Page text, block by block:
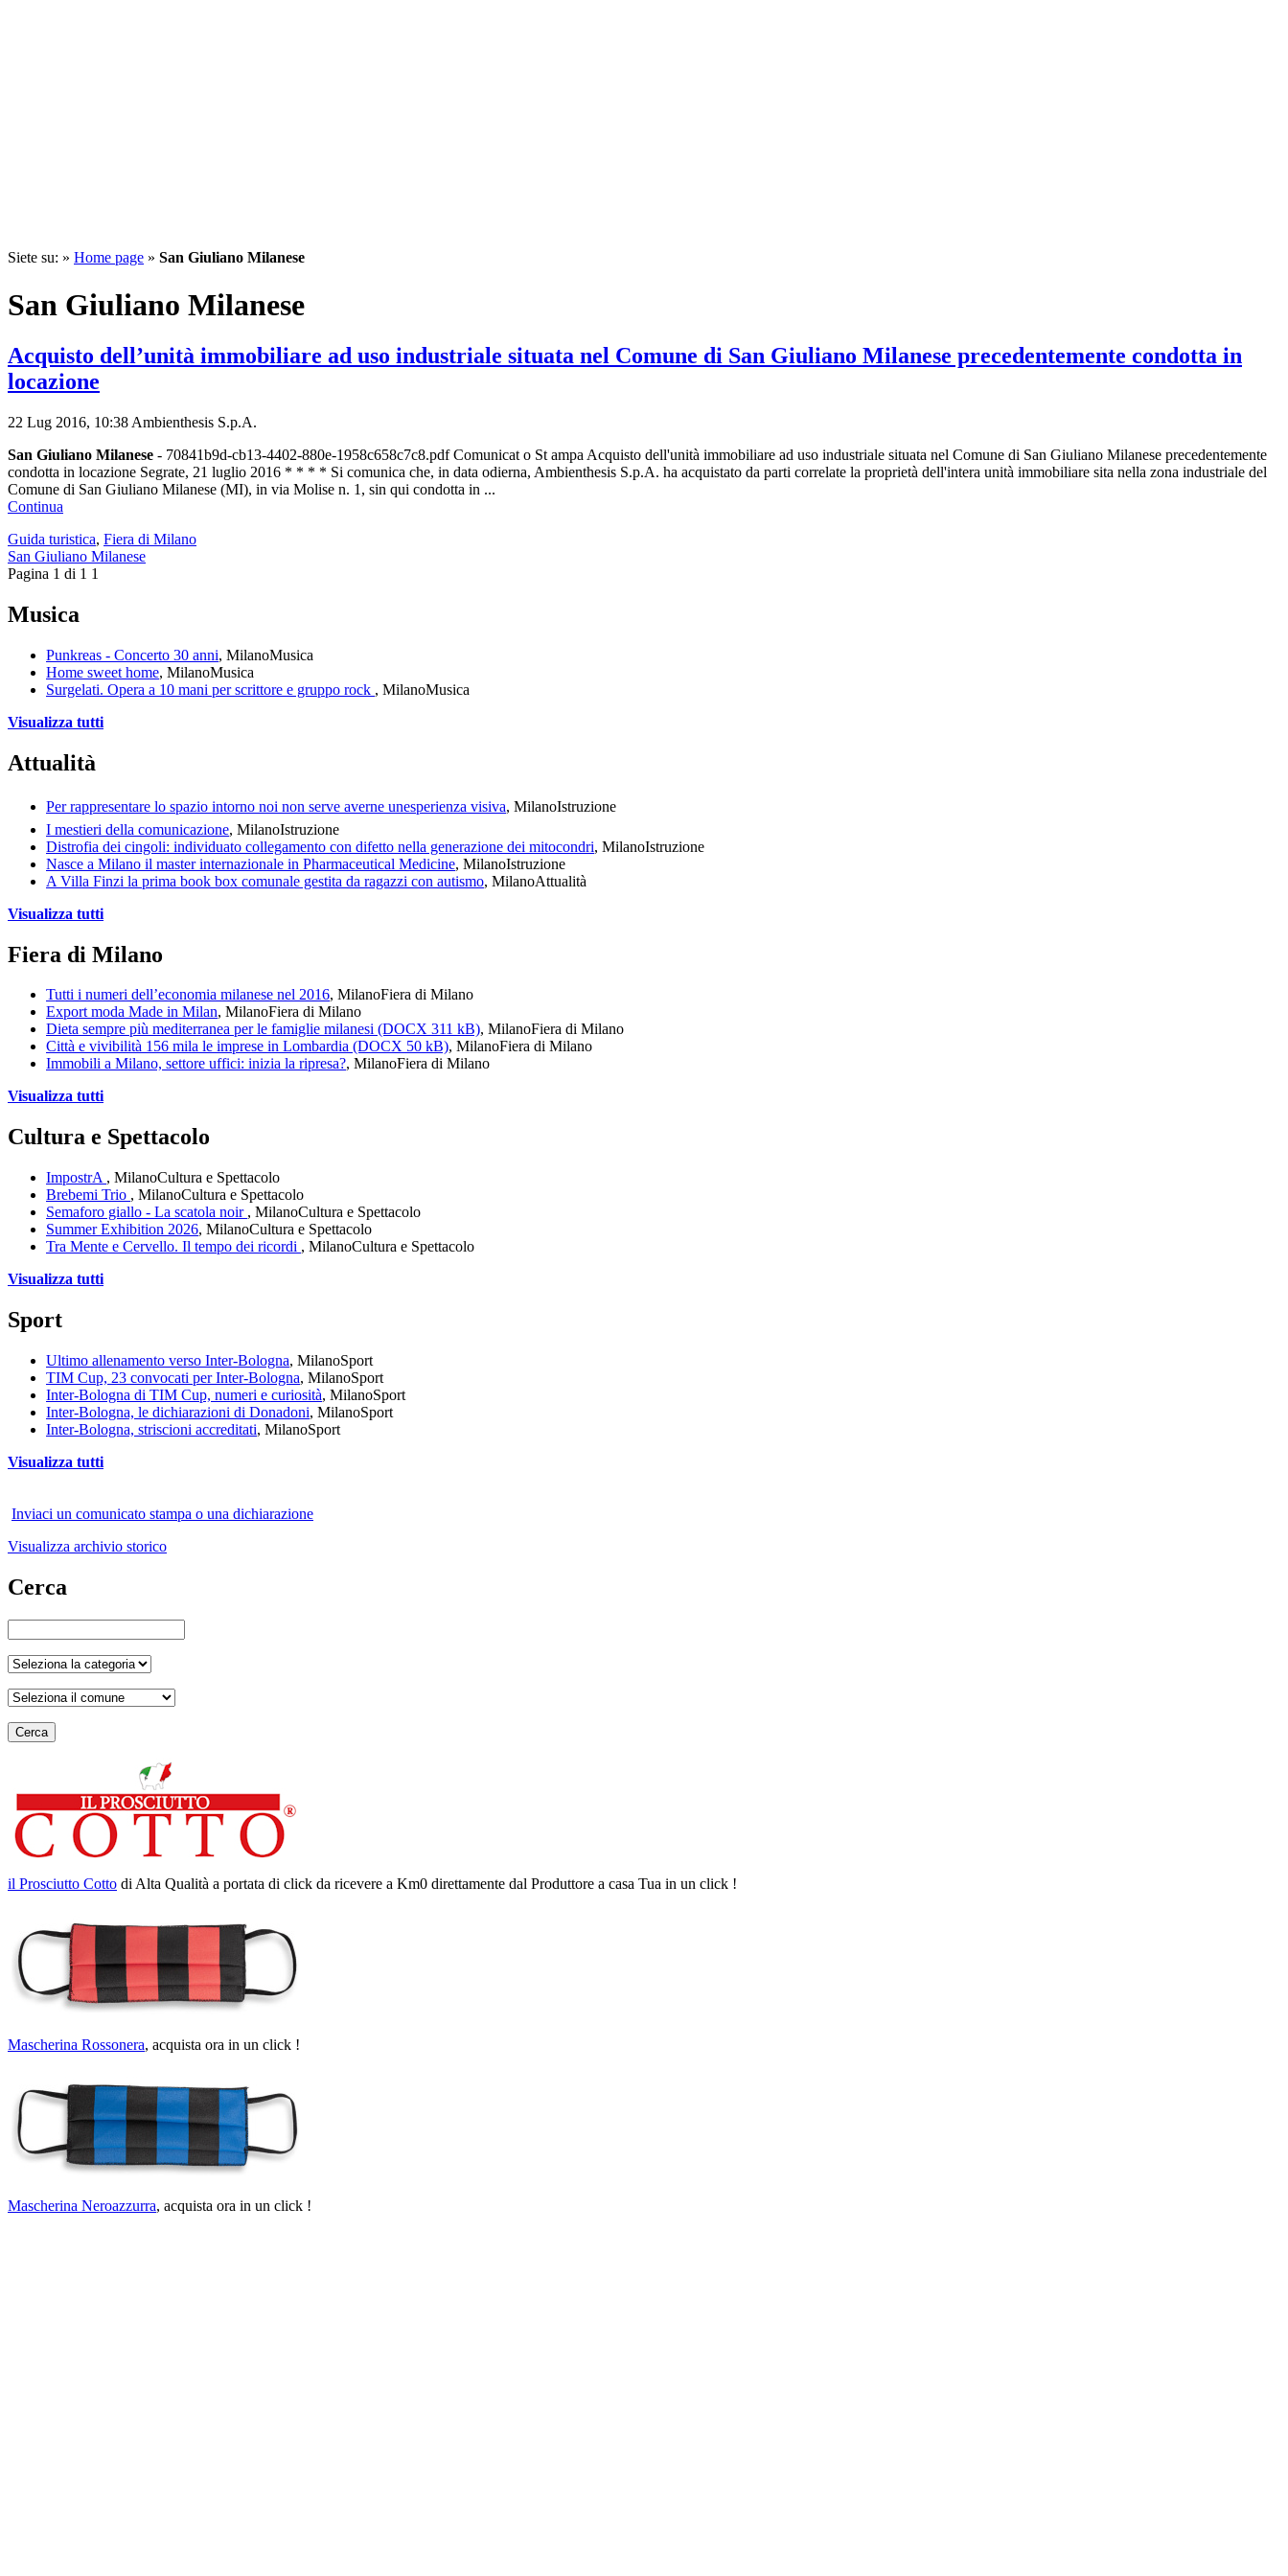
Siete su: » Home page » San Giuliano Milanese
San Giuliano Milanese
Acquisto dell’unità immobiliare ad uso industriale situata nel Comune di San Giuliano Milanese precedentemente condotta in
locazione
22 Lug 2016, 10:38 Ambienthesis S.p.A.
San Giuliano Milanese - 70841b9d-cb13-4402-880e-1958c658c7c8.pdf Comunicat o St ampa Acquisto dell'unità immobiliare ad uso industriale situata nel Comune di San Giuliano Milanese precedentemente
condotta in locazione Segrate, 21 luglio 2016 * * * * Si comunica che, in data odierna, Ambienthesis S.p.A. ha acquistato da parti correlate la proprietà dell'intera unità immobiliare sita nella zona industriale del
Comune di San Giuliano Milanese (MI), in via Molise n. 1, sin qui condotta in ...
Continua
Guida turistica, Fiera di Milano
San Giuliano Milanese
Pagina 1 di 1 1
Musica
Punkreas - Concerto 30 anni, MilanoMusica
Home sweet home, MilanoMusica
Surgelati. Opera a 10 mani per scrittore e gruppo rock , MilanoMusica
Visualizza tutti
Attualità
Per rappresentare lo spazio intorno noi non serve averne unesperienza visiva, MilanoIstruzione
I mestieri della comunicazione, MilanoIstruzione
Distrofia dei cingoli: individuato collegamento con difetto nella generazione dei mitocondri, MilanoIstruzione
Nasce a Milano il master internazionale in Pharmaceutical Medicine, MilanoIstruzione
A Villa Finzi la prima book box comunale gestita da ragazzi con autismo, MilanoAttualità
Visualizza tutti
Fiera di Milano
Tutti i numeri dell’economia milanese nel 2016, MilanoFiera di Milano
Export moda Made in Milan, MilanoFiera di Milano
Dieta sempre più mediterranea per le famiglie milanesi (DOCX 311 kB), MilanoFiera di Milano
Città e vivibilità 156 mila le imprese in Lombardia (DOCX 50 kB), MilanoFiera di Milano
Immobili a Milano, settore uffici: inizia la ripresa?, MilanoFiera di Milano
Visualizza tutti
Cultura e Spettacolo
ImpostrA , MilanoCultura e Spettacolo
Brebemi Trio , MilanoCultura e Spettacolo
Semaforo giallo - La scatola noir , MilanoCultura e Spettacolo
Summer Exhibition 2026, MilanoCultura e Spettacolo
Tra Mente e Cervello. Il tempo dei ricordi , MilanoCultura e Spettacolo
Visualizza tutti
Sport
Ultimo allenamento verso Inter-Bologna, MilanoSport
TIM Cup, 23 convocati per Inter-Bologna, MilanoSport
Inter-Bologna di TIM Cup, numeri e curiosità, MilanoSport
Inter-Bologna, le dichiarazioni di Donadoni, MilanoSport
Inter-Bologna, striscioni accreditati, MilanoSport
Visualizza tutti
Inviaci un comunicato stampa o una dichiarazione
Visualizza archivio storico
Cerca
Cerca
il Prosciutto Cotto di Alta Qualità a portata di click da ricevere a Km0 direttamente dal Produttore a casa Tua in un click !
Mascherina Rossonera, acquista ora in un click !
Mascherina Neroazzurra, acquista ora in un click !